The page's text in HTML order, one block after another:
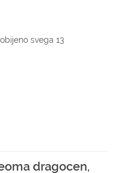
svega 13
dragocen,